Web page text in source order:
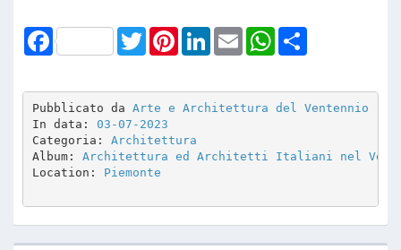
Facebook TwitterPinterestLinkedInEmail WhatsApp
Pubblicato da Arte e Architettura del Ventennio
In data: 03-07-2023
Categoria: Architettura
Album: Architettura ed Architetti Italiani nel
Location: Piemonte